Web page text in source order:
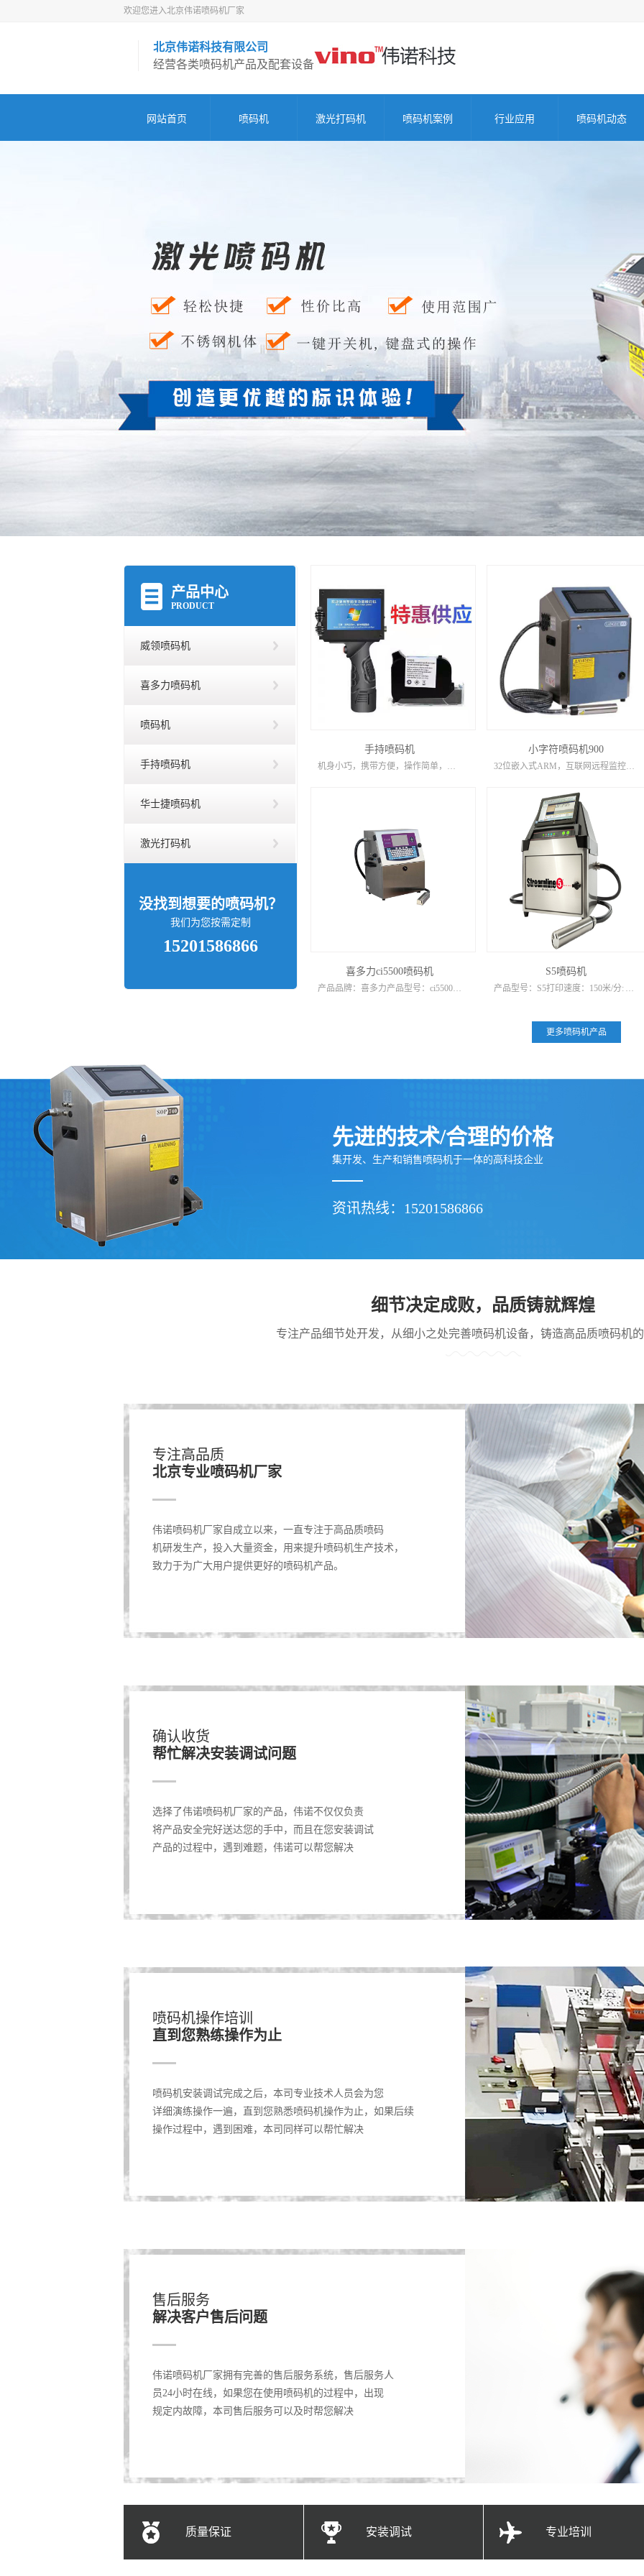
欢迎您进入北京伟诺喷码机厂家
北京伟诺科技有限公司
经营各类喷码机产品及配套设备
网站首页 喷码机 激光打码机 喷码机案例 行业应用 喷码机动态
产品中心
PRODUCT
威领喷码机
喜多力喷码机
喷码机
手持喷码机
华士捷喷码机
激光打码机
没找到想要的喷码机？
我们为您按需定制
15201586866
手持喷码机
机身小巧，携带方便，操作简单，半寸、一寸，单头、双头多款可选。
小字符喷码机900
32位嵌入式ARM，互联网远程监控，升级全智能自检系统，喷头自动清洗，墨线自动检测，屏幕故障诊断显示，机器状态自动显示，工作日志记录，SD卡/USB数据信息导入，3G无线上网，WIFI四核Cortex...
喜多力ci5500喷码机
产品品牌：喜多力产品型号：ci5500喷印行数：1-5喷印字高：1.5-12mm字形点阵数：5-31点墨点大小：常规 (60μ) 大点 (75μ)PixelPlus 可变像素：是ciPrecision...
S5喷码机
产品型号：S5打印速度：150米/分: 打印高度：18mm 外型尺寸：370*270*520mm自动化程度：全自动打印适用行业：工艺品、服装、礼品包装、食品、机械、玩具等售后服务：本司提...
更多喷码机产品
先进的技术/合理的价格
集开发、生产和销售喷码机于一体的高科技企业
资讯热线：15201586866
细节决定成败，品质铸就辉煌
专注产品细节处开发，从细小之处完善喷码机设备，铸造高品质喷码机
专注高品质
北京专业喷码机厂家
伟诺喷码机厂家自成立以来，一直专注于高品质喷码
机研发生产，投入大量资金，用来提升喷码机生产技术，
致力于为广大用户提供更好的喷码机产品。
确认收货
帮忙解决安装调试问题
选择了伟诺喷码机厂家的产品，伟诺不仅仅负责
将产品安全完好送达您的手中，而且在您安装调试
产品的过程中，遇到难题，伟诺可以帮您解决
喷码机操作培训
直到您熟练操作为止
喷码机安装调试完成之后，本司专业技术人员会为您
详细演练操作一遍，直到您熟悉喷码机操作为止，如果后续
操作过程中，遇到困难，本司同样可以帮忙解决
售后服务
解决客户售后问题
伟诺喷码机厂家拥有完善的售后服务系统，售后服务人
员24小时在线，如果您在使用喷码机的过程中，出现
规定内故障，本司售后服务可以及时帮您解决
质量保证 安装调试 专业培训